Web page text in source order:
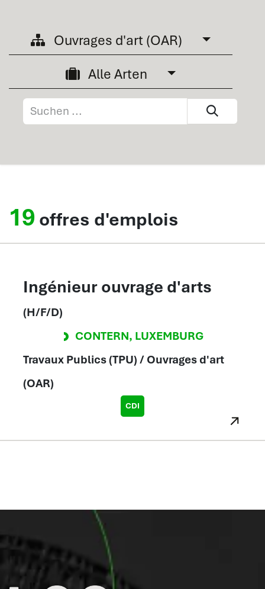
Ouvrages d'art (OAR)
Alle Arten
19 offres d'emplois
Ingénieur ouvrage d'arts
(H/F/D)
CONTERN, LUXEMBURG
Travaux Publics (TPU) / Ouvrages d'art
(OAR)
CDI